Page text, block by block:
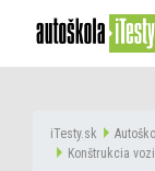
iTesty.sk
Konštrukcia